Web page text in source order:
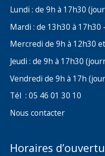
Lundi : de 9h à 17h30
Mardi : de 13h30 à
Mercredi de 9h à 12h30
Jeudi : de 9h à 17h30
Vendredi de 9h à 17h
Tél : 05 46 01 30 10
Nous contacter
Horaires